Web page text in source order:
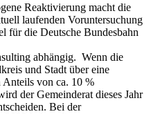
Reaktivierung macht die
laufenden Voruntersuchung
für die Deutsche Bundesbahn
abhängig. Wenn die
und Stadt über eine
von ca. 10 %
der Gemeinderat dieses Jahr
Bei der